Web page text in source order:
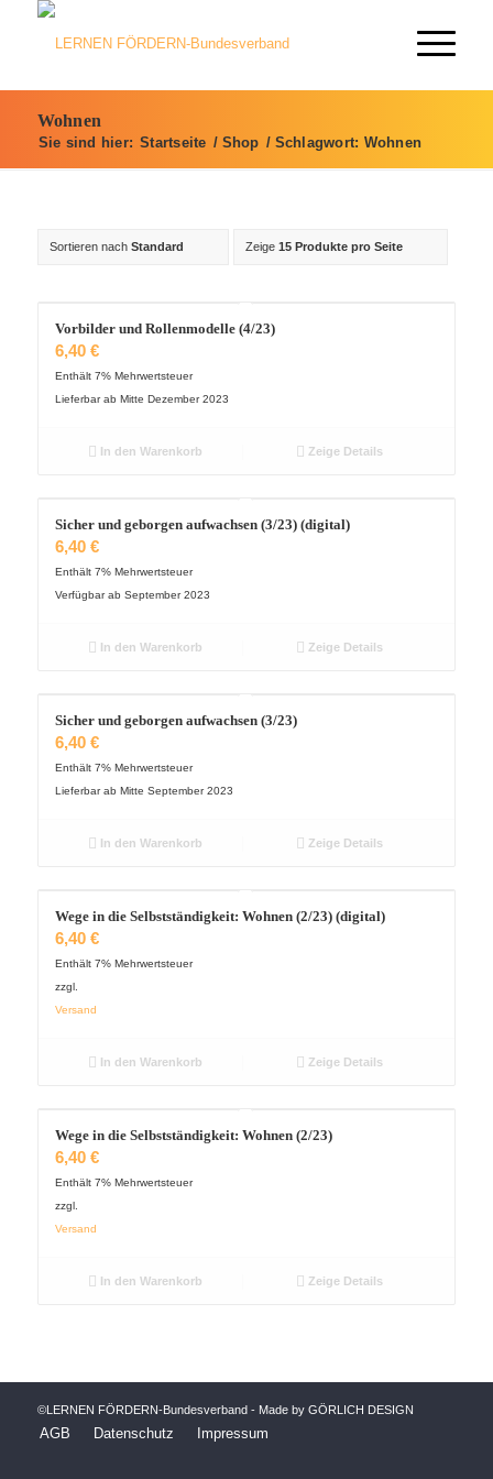
Wohnen
Sie sind hier: Startseite / Shop / Schlagwort: Wohnen
Sortieren nach Standard Zeige 15 Produkte pro Seite
Vorbilder und Rollenmodelle (4/23)
6,40 €
Enthält 7% Mehrwertsteuer
Lieferbar ab Mitte Dezember 2023
In den Warenkorb Zeige Details
Sicher und geborgen aufwachsen (3/23) (digital)
6,40 €
Enthält 7% Mehrwertsteuer
Verfügbar ab September 2023
In den Warenkorb Zeige Details
Sicher und geborgen aufwachsen (3/23)
6,40 €
Enthält 7% Mehrwertsteuer
Lieferbar ab Mitte September 2023
In den Warenkorb Zeige Details
Wege in die Selbstständigkeit: Wohnen (2/23) (digital)
6,40 €
Enthält 7% Mehrwertsteuer
zzgl.
Versand
In den Warenkorb Zeige Details
Wege in die Selbstständigkeit: Wohnen (2/23)
6,40 €
Enthält 7% Mehrwertsteuer
zzgl.
Versand
In den Warenkorb Zeige Details
©LERNEN FÖRDERN-Bundesverband - Made by GÖRLICH DESIGN
AGB Datenschutz Impressum